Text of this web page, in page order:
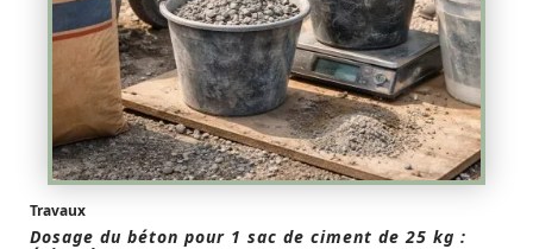
Travaux
Dosage du béton pour 1 sac de ciment de 25 kg :